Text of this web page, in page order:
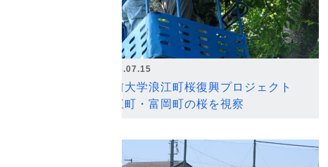
2026.07.15
弘前大学浪江町桜復興プロジェクト
浪江町・富岡町の桜を視察